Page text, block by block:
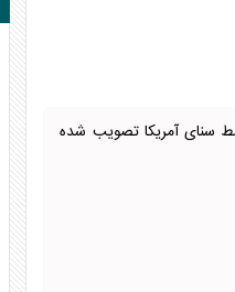
موافق در برابر ۴۸ رأی مخالف توسط سنای آمریکا تصویب شده